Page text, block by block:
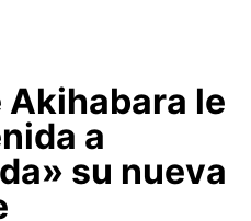
Akihabara le
a
su nueva